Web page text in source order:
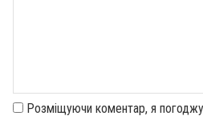
Розміщуючи коментар, я